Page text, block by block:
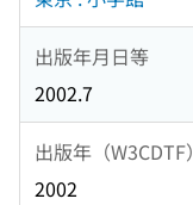
出版年月日等
2002.7
出版年（W3CDTF）
2002